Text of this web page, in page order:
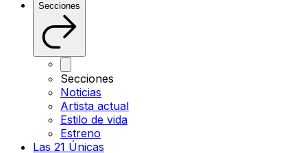
Secciones
Secciones
Noticias
Artista actual
Estilo de vida
Estreno
Las 21 Únicas